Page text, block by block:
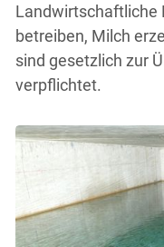
Landwirtschaftliche
betreiben, Milch
sind gesetzlich zur
verpflichtet.